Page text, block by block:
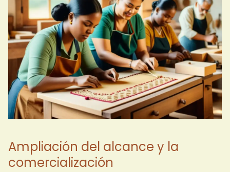
Ampliación del alcance y la
comercialización